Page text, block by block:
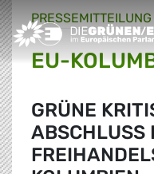
Greens/EFA Home
PRESSE­MITTEILUNG
EU-
GRÜNE
ABSCHLUSS